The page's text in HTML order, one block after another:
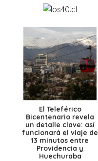
El Teleférico
Bicentenario revela
un detalle clave: así
funcionará el viaje de
13 minutos entre
Providencia y
Huechuraba